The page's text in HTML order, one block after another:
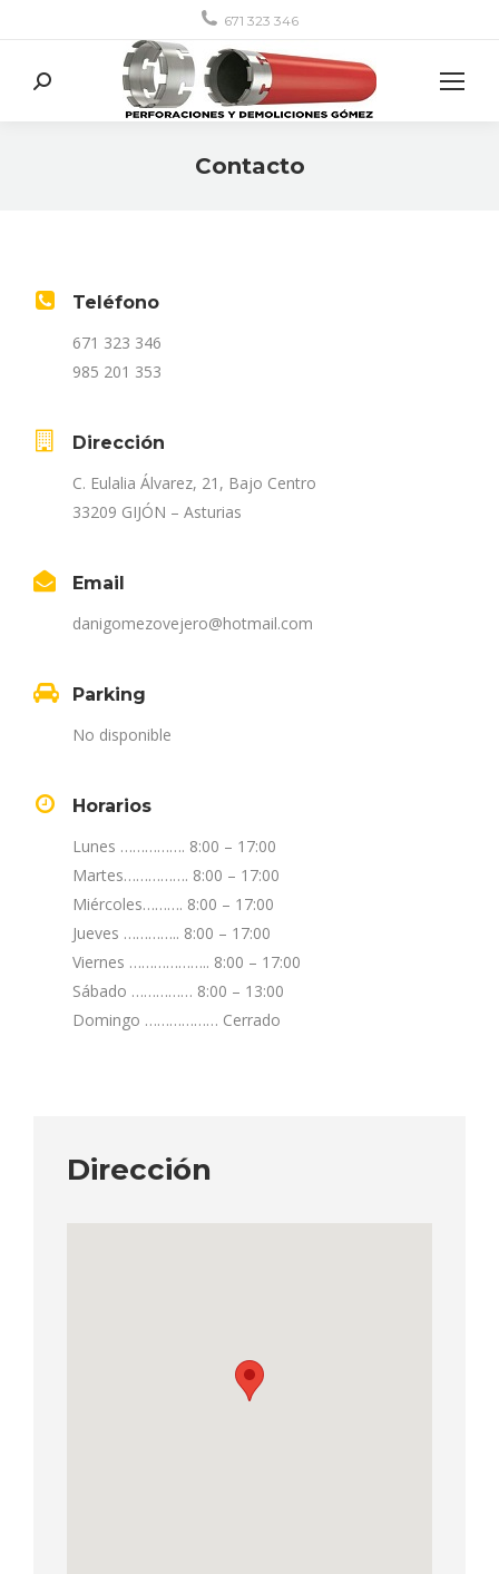
671 323 346
Buscar:
Contacto
Teléfono
671 323 346
985 201 353
Dirección
C. Eulalia Álvarez, 21, Bajo Centro
33209 GIJÓN – Asturias
Email
danigomezovejero@hotmail.com
Parking
No disponible
Horarios
Lunes ……………. 8:00 – 17:00
Martes……………. 8:00 – 17:00
Miércoles………. 8:00 – 17:00
Jueves ………….. 8:00 – 17:00
Viernes ……………….. 8:00 – 17:00
Sábado …………… 8:00 – 13:00
Domingo ……………… Cerrado
Dirección